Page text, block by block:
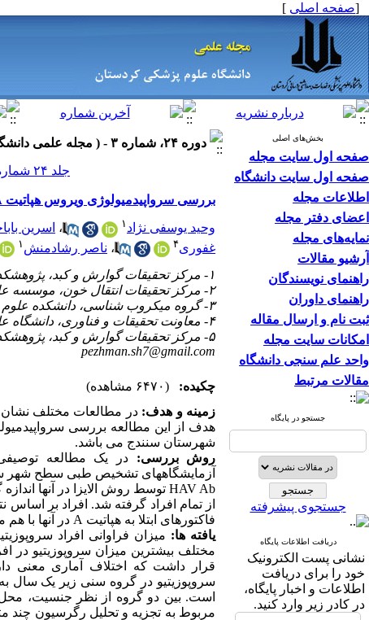
[صفحه اصلی ]
بخش‌های اصلی
صفحه اول سایت مجله
صفحه اول سایت دانشگاه
اطلاعات مجله
اعضای دفتر مجله
نمایه‌های مجله
آرشیو مقالات
راهنمای نویسندگان
راهنمای داوران
ثبت نام و ارسال مقاله
امکانات سایت مجله
واحد علم سنجی دانشگاه
مقالات مرتبط
جستجو در پایگاه
جستجوی پیشرفته
دریافت اطلاعات پایگاه
نشانی پست الکترونیک
خود را برای دریافت
اطلاعات و اخبار پایگاه،
در کادر زیر وارد کنید.
دوره ۲۴، شماره ۳ - ( مجله علمی دانشگاه علوم پزشکی کردستان ۱۳۹۸ )
جلد ۲۴ شماره ۳ صفحات ۱۹-۱۰
بررسی سرواپیدمیولوژی ویروس هپاتیت A و عوامل مرتبط با آن در شهرستان سنندج
وحید یوسفی نژاد ۱ ، اسرین
غفوری۴ ، ناصر رشادمنش ۱
۱- مرکز تحقیقات گوارش و کبد، پژوهشکده توسعه سلامت، دانشگاه علوم پزشکی کردستان، سنندج، ایران.
۲- مرکز تحقیقات انتقال خون، موسسه عالی آموزشی و پژوهشی طب انتقال خون، تهران، ایران.
۳- گروه میکروب شناسی، دانشکده علوم پایه، دانشگاه آزاد اسلامی واحد سنندج، سنندج، ایران.
۴- معاونت تحقیقات و فناوری، دانشگاه علوم پزشکی کردستان، سنندج، ایران.
۵- مرکز تحقیقات گوارش و کبد، پژوهشکده توسعه سلامت، دانشگاه علوم پزشکی کردستان، سنندج، ایران. ،
pezhman.sh7@gmail.com
چکیده:
(۶۴۷۰ مشاهده)
زمینه و هدف: در مطالعات مختلف
هدف از این مطالعه بررسی
شهرستان سنندج می باشد.
روش بررسی:
آزمایشگاههای تشخیص طبی سطح شهر
HAV Ab توسط روش الایزا در آنها
از تمام افراد گرفته شد. افراد بر اساس
فاکتورهای ابتلا به هپاتیت A در آنها با
یافته­ ها:
قرار داشت که اختلاف آماری معنی
سروپوزیتیو در گروه سنی زیر یک سال به
است. بین دو گروه از نظر جنسیت،
مربوط به تجزیه و تحلیل رگرسیون چند